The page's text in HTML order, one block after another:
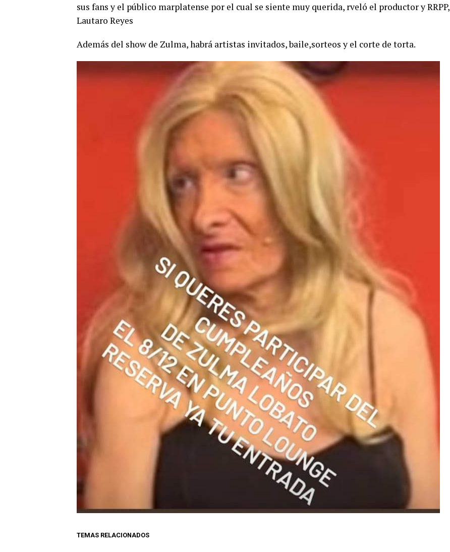
sus fans y el público marplatense por el cual se siente muy querida, rveló el productor y RRPP,
Lautaro Reyes
Además del show de Zulma, habrá artistas invitados, baile,sorteos y el corte de torta.
TEMAS RELACIONADOS